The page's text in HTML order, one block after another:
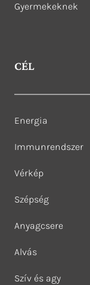
Gyermekeknek
CÉL
Energia
Immunrendszer
Vérkép
Szépség
Anyagcsere
Alvás
Szív és agy